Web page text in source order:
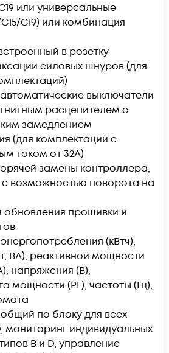
или универсальные
С19) или комбинация
в розетку
силовых шнуров (для
выключатели
расцепителем с
замедлением
(для комплектаций с
током от 32А)
замены контроллера,
с возможностью поворота на
обновления прошивки и
(кВтч),
ВА), реактивной мощности
напряжения (B),
мощности (PF), частоты (Гц),
по блоку для всех
мониторинг индивидуальных
B и D, управление